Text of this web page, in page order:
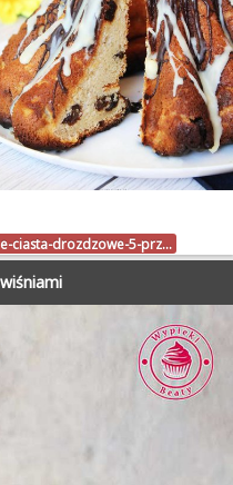
ciasta-drozdzowe-5-prz…